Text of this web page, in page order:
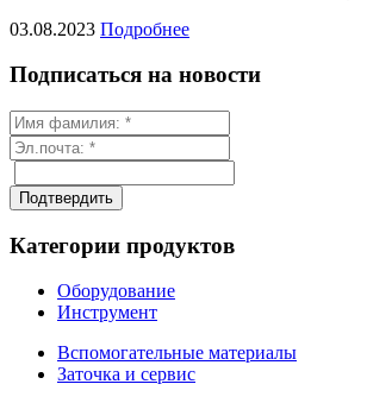
03.08.2023 Подробнее
Подписаться на новости
Категории продуктов
Оборудование
Инструмент
Вспомогательные материалы
Заточка и сервис